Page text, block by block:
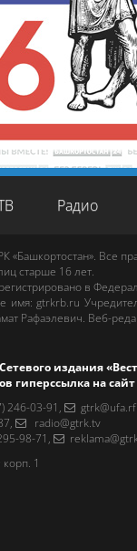
Радио
«Башкортостан». Все
старше 16 лет.
в
имя:gtrkrb.ru
Рафаэлевич. Веб-
издания
гиперссылка на сайт
246-03-91 ,
,
radio@gtrk.tv
98-71 ,
1